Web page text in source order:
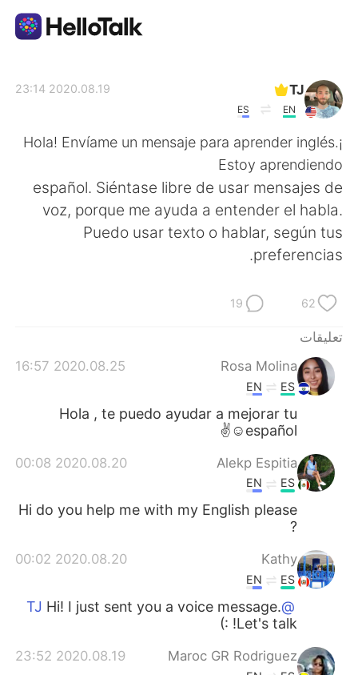
简体中文
日本語
TJ
EN
ES
2020.08.19 23:14
¡Hola! Envíame un mensaje para aprender inglés.
Estoy aprendiendo
español. Siéntase libre de usar mensajes de
voz, porque me ayuda a entender el habla.
Puedo usar texto o hablar, según tus
preferencias.
62
19
تعليقات
Rosa Molina
2020.08.25 16:57
ES
EN
Hola , te puedo ayudar a mejorar tu
español☺️✌️
Alekp Espitia
2020.08.20 00:08
ES
EN
Hi do you help me with my English please
?
Kathy
2020.08.20 00:02
ES
EN
@TJ
Hi! I just sent you a voice message.
Let's talk! :)
Maroc GR Rodriguez
2020.08.19 23:52